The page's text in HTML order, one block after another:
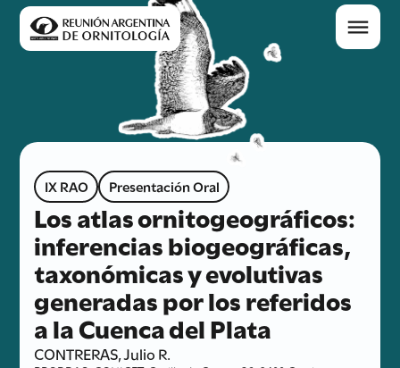
IX RAO Presentación Oral
Los atlas ornitogeográficos:
inferencias biogeográficas,
taxonómicas y evolutivas
generadas por los referidos
a la Cuenca del Plata
CONTRERAS, Julio R.